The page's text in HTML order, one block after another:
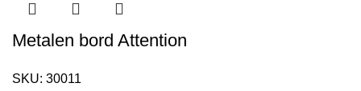
Metalen bord Attention
SKU: 30011